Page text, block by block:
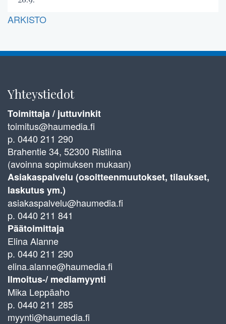
ARKISTO
Yhteystiedot
Toimittaja / juttuvinkit
toimitus@haumedia.fi
p. 0440 211 290
Brahentie 34, 52300 Ristiina
(avoinna sopimuksen mukaan)
Asiakaspalvelu (osoitteenmuutokset, tilaukset,
laskutus ym.)
asiakaspalvelu@haumedia.fi
p. 0440 211 841
Päätoimittaja
Elina Alanne
p. 0440 211 290
elina.alanne@haumedia.fi
Ilmoitus-/ mediamyynti
Mika Leppäaho
p. 0440 211 285
myynti@haumedia.fi